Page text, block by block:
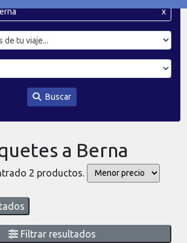
x
Buscar
a Berna
2 productos.
Filtrar resultados